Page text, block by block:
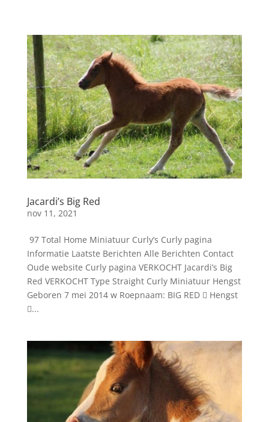
Jacardi’s Big Red
nov 11, 2021
97 Total Home Miniatuur Curly’s Curly pagina
Informatie Laatste Berichten Alle Berichten Contact
Oude website Curly pagina VERKOCHT Jacardi’s Big
Red VERKOCHT Type Straight Curly Miniatuur Hengst
Geboren 7 mei 2014 w Roepnaam: BIG RED  Hengst
...